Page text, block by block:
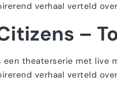
verhaal verteld
–
een theaterserie met live
verhaal verteld